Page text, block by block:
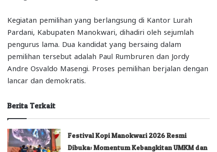
Kegiatan pemilihan yang berlangsung di Kantor Lurah
Pardani, Kabupaten Manokwari, dihadiri oleh sejumlah
pengurus lama. Dua kandidat yang bersaing dalam
pemilihan tersebut adalah Paul Rumbruren dan Jordy
Andre Osvaldo Masengi. Proses pemilihan berjalan dengan
lancar dan demokratis.
Berita Terkait
Festival Kopi Manokwari 2026 Resmi
Dibuka: Momentum Kebangkitan UMKM dan